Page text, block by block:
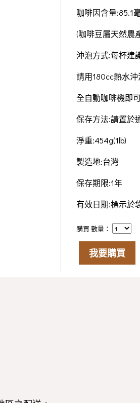
咖啡因含量:85.1
(咖啡豆屬天然農
沖泡方式:每杯建
請用180cc熱水
全自動咖啡機即
保存方法:請置於
淨重:454g(1lb)
製造地:台灣
保存期限:1年
有效日期:標示於
購買 數量：
我要購買